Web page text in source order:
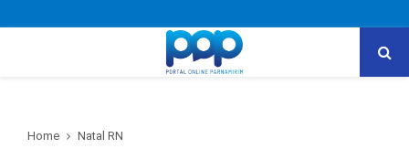
Home Natal RN